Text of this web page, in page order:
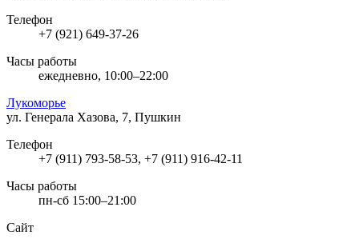
Телефон
+7 (921) 649-37-26
Часы работы
ежедневно, 10:00–22:00
Лукоморье
ул. Генерала Хазова, 7, Пушкин
Телефон
+7 (911) 793-58-53, +7 (911) 916-42-11
Часы работы
пн-сб 15:00–21:00
Сайт